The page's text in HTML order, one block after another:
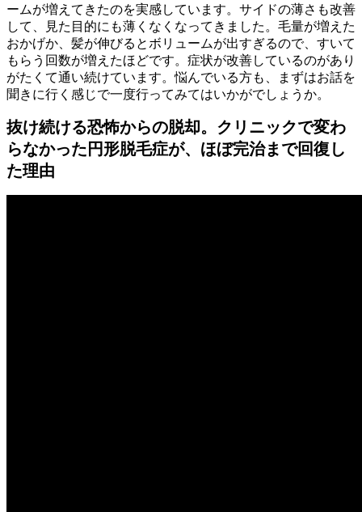
ームが増えてきたのを実感しています。サイドの薄さも改善
して、見た目的にも薄くなくなってきました。毛量が増えた
おかげか、髪が伸びるとボリュームが出すぎるので、すいて
もらう回数が増えたほどです。症状が改善しているのがあり
がたくて通い続けています。悩んでいる方も、まずはお話を
聞きに行く感じで一度行ってみてはいかがでしょうか。
抜け続ける恐怖からの脱却。クリニックで変わ
らなかった円形脱毛症が、ほぼ完治まで回復し
た理由